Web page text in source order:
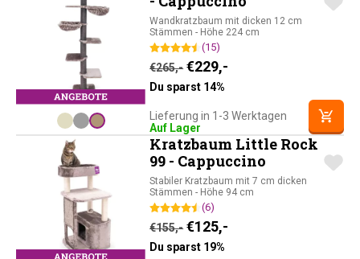
Wandkratzbaum mit dicken 12 cm
Stämmen - Höhe 224 cm
(15)
€265,- Ursprünglicher Preis war:
€229,-
Du sparst 14%
Lieferung in 1-3 Werktagen
Auf Lager
Kratzbaum Little Rock
99 - Cappuccino
Stabiler Kratzbaum mit 7 cm dicken
Stämmen - Höhe 94 cm
(6)
€155,- Ursprünglicher Preis war:
€125,-
Du sparst 19%